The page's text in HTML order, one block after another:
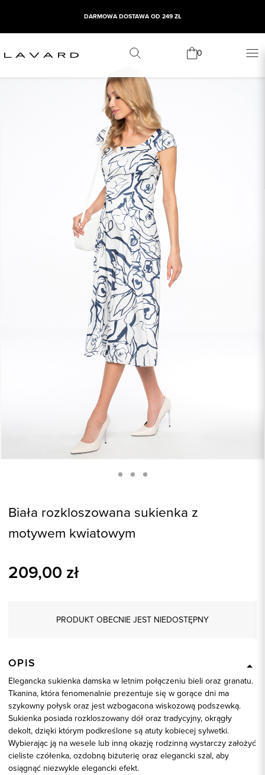
DARMOWA DOSTAWA OD 249 ZŁ
0
Biała rozkloszowana sukienka z
motywem kwiatowym
209,00 zł
PRODUKT OBECNIE JEST NIEDOSTĘPNY
OPIS
Elegancka sukienka damska w letnim połączeniu bieli oraz granatu.
Tkanina, która fenomenalnie prezentuje się w gorące dni ma
szykowny połysk oraz jest wzbogacona wiskozową podszewką.
Sukienka posiada rozkloszowany dół oraz tradycyjny, okrągły
dekolt, dzięki którym podkreślone są atuty kobiecej sylwetki.
Wybierając ją na wesele lub inną okazję rodzinną wystarczy założyć
cieliste czółenka, ozdobną biżuterię oraz elegancki szal, aby
osiągnąć niezwykle elegancki efekt.